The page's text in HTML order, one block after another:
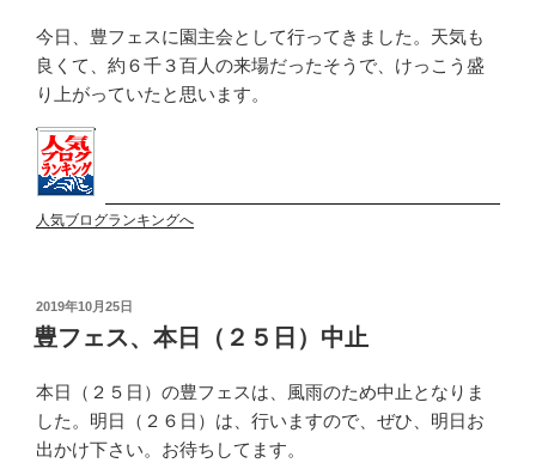
今日、豊フェスに園主会として行ってきました。天気も
良くて、約６千３百人の来場だったそうで、けっこう盛
り上がっていたと思います。
人気ブログランキングへ
投
稿
日:
2019年10月25日
豊フェス、本日（２５日）中止
本日（２５日）の豊フェスは、風雨のため中止となりま
した。明日（２６日）は、行いますので、ぜひ、明日お
出かけ下さい。お待ちしてます。